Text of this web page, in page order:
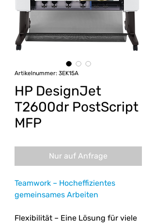
Artikelnummer: 3EK15A
HP DesignJet
T2600dr PostScript
MFP
Nur auf Anfrage
Teamwork – Hocheffizientes
gemeinsames Arbeiten
Flexibilität – Eine Lösung für viele